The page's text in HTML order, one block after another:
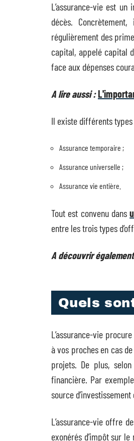
L’assurance-vie est
décès.
régulièrement des
capital, appelé capital
face aux dépenses
A lire aussi :
Il existe différents types
Assurance temporaire ;
Assurance universelle ;
Assurance vie entière.
Tout est convenu dans
entre les trois types
A découvrir
Quels
L’assurance-vie
à vos proches en cas
projets. De plus,
financière. Par
source
L’assurance-vie offre
exonérés d’impôt sur